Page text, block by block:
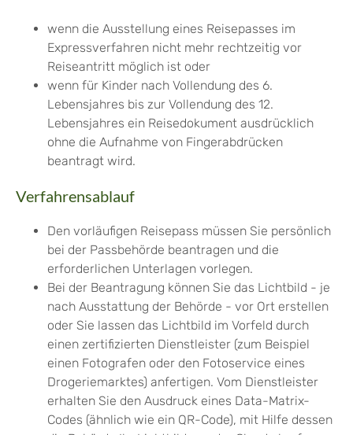
wenn die Ausstellung eines Reisepasses im
Expressverfahren nicht mehr rechtzeitig vor
Reiseantritt möglich ist oder
wenn für Kinder nach Vollendung des 6.
Lebensjahres bis zur Vollendung des 12.
Lebensjahres ein Reisedokument ausdrücklich
ohne die Aufnahme von Fingerabdrücken
beantragt wird.
Verfahrensablauf
Den vorläufigen Reisepass müssen Sie persönlich
bei der Passbehörde beantragen und die
erforderlichen Unterlagen vorlegen.
Bei der Beantragung können Sie das Lichtbild - je
nach Ausstattung der Behörde - vor Ort erstellen
oder Sie lassen das Lichtbild im Vorfeld durch
einen zertifizierten Dienstleister (zum Beispiel
einen Fotografen oder den Fotoservice eines
Drogeriemarktes) anfertigen. Vom Dienstleister
erhalten Sie den Ausdruck eines Data-Matrix-
Codes (ähnlich wie ein QR-Code), mit Hilfe dessen